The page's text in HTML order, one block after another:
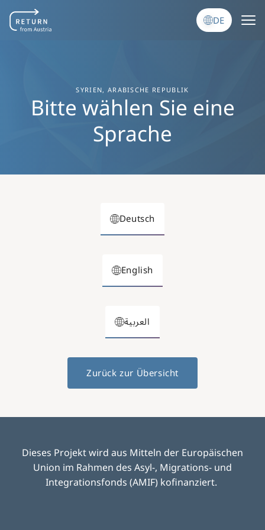
DE
SYRIEN, ARABISCHE REPUBLIK
Bitte wählen Sie eine
Sprache
Deutsch
English
العربية
Zurück zur Übersicht
Dieses Projekt wird aus Mitteln der Europäischen
Union im Rahmen des Asyl-, Migrations- und
Integrationsfonds (AMIF) kofinanziert.